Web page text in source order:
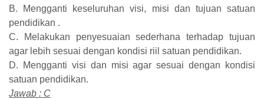
B. Mengganti keseluruhan visi, misi dan tujuan satuan
pendidikan .
C. Melakukan penyesuaian sederhana terhadap tujuan
agar lebih sesuai dengan kondisi riil satuan pendidikan.
D. Mengganti visi dan misi agar sesuai dengan kondisi
satuan pendidikan.
Jawab : C